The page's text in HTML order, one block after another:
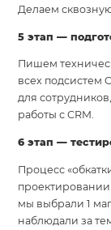
Делаем
5 этап —
Пишем
всех подсистем
для
работы с CRM.
6 этап —
Процесс
мы выбрали 1
наблюдали за